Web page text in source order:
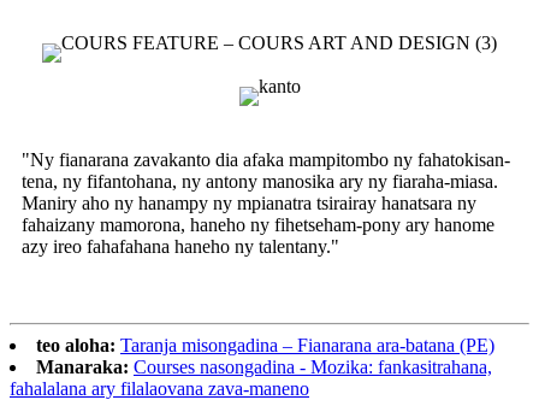
"Ny fianarana zavakanto dia afaka mampitombo ny fahatokisan-
tena, ny fifantohana, ny antony manosika ary ny fiaraha-miasa.
Maniry aho ny hanampy ny mpianatra tsirairay hanatsara ny
fahaizany mamorona, haneho ny fihetseham-pony ary hanome
azy ireo fahafahana haneho ny talentany."
teo aloha: Taranja misongadina – Fianarana ara-batana (PE)
Manaraka: Courses nasongadina - Mozika: fankasitrahana,
fahalalana ary filalaovana zava-maneno